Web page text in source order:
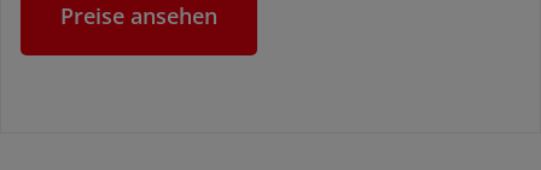
Preise ansehen